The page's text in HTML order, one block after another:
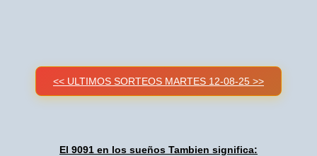
<< ULTIMOS SORTEOS MARTES 12-08-25 >>
El 9091 en los sueños Tambien significa: